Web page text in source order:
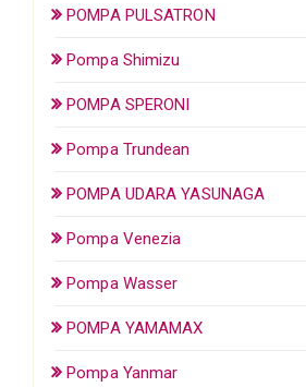
POMPA PULSATRON
Pompa Shimizu
POMPA SPERONI
Pompa Trundean
POMPA UDARA YASUNAGA
Pompa Venezia
Pompa Wasser
POMPA YAMAMAX
Pompa Yanmar